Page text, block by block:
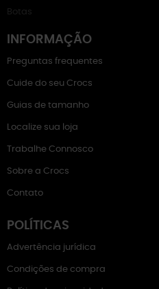
Botas
INFORMAÇÃO
Preguntas frequentes
Cuide do seu Crocs
Guias de tamanho
Localize sua loja
Trabalhe Connosco
Sobre a Crocs
Contato
POLÍTICAS
Advertência jurídica
Condições de compra